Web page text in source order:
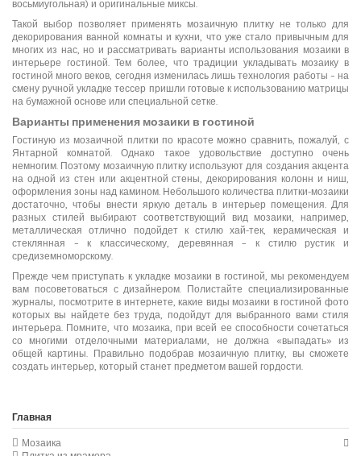
восьмиугольная) и оригинальные миксы.
Такой выбор позволяет применять мозаичную плитку не только для
декорирования ванной комнаты и кухни, что уже стало привычным для
многих из нас, но и рассматривать варианты использования мозаики в
интерьере гостиной. Тем более, что традиции укладывать мозаику в
гостиной много веков, сегодня изменилась лишь технология работы – на
смену ручной укладке тессер пришли готовые к использованию матрицы
на бумажной основе или специальной сетке.
Варианты применения мозаики в гостиной
Гостиную из мозаичной плитки по красоте можно сравнить, пожалуй, с
Янтарной комнатой. Однако такое удовольствие доступно очень
немногим. Поэтому мозаичную плитку используют для создания акцента
на одной из стен или акцентной стены, декорирования колонн и ниш,
оформления зоны над камином. Небольшого количества плитки-мозаики
достаточно, чтобы внести яркую деталь в интерьер помещения. Для
разных стилей выбирают соответствующий вид мозаики, например,
металлическая отлично подойдет к стилю хай-тек, керамическая и
стеклянная – к классическому, деревянная – к стилю рустик и
средиземноморскому.
Прежде чем приступать к укладке мозаики в гостиной, мы рекомендуем
вам посоветоваться с дизайнером. Полистайте специализированные
журналы, посмотрите в интернете, какие виды мозаики в гостиной фото
которых вы найдете без труда, подойдут для выбранного вами стиля
интерьера. Помните, что мозаика, при всей ее способности сочетаться
со многими отделочными материалами, не должна «выпадать» из
общей картины. Правильно подобрав мозаичную плитку, вы сможете
создать интерьер, который станет предметом вашей гордости.
Главная
Мозаика